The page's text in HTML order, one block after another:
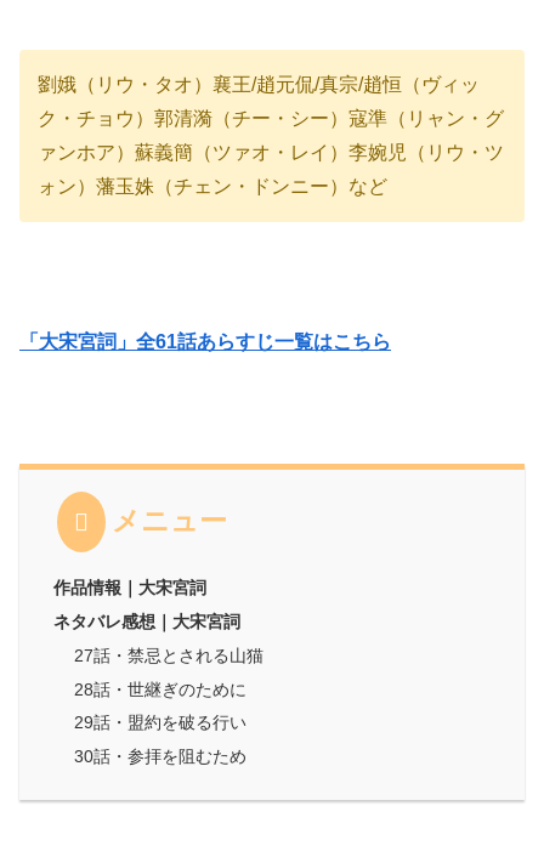
劉娥（リウ・タオ）襄王/趙元侃/真宗/趙恒（ヴィッ
ク・チョウ）郭清漪（チー・シー）寇準（リャン・グ
ァンホア）蘇義簡（ツァオ・レイ）李婉児（リウ・ツ
ォン）藩玉姝（チェン・ドンニー）など
「大宋宮詞」全61話あらすじ一覧はこちら
メニュー
作品情報｜大宋宮詞
ネタバレ感想｜大宋宮詞
27話・禁忌とされる山猫
28話・世継ぎのために
29話・盟約を破る行い
30話・参拝を阻むため